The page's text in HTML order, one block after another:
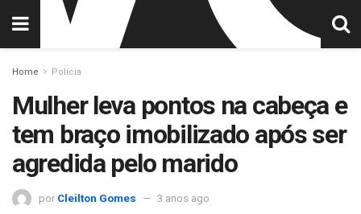
Home Polícia
Mulher leva pontos na cabeça e
tem braço imobilizado após ser
agredida pelo marido
por Cleilton Gomes 3 anos ago